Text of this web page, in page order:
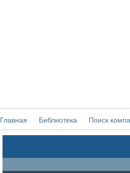
Главная Библиотека Поиск